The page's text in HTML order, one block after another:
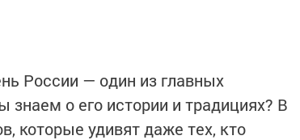
России — один из главных
знаем о его истории и традициях? В
которые удивят даже тех, кто